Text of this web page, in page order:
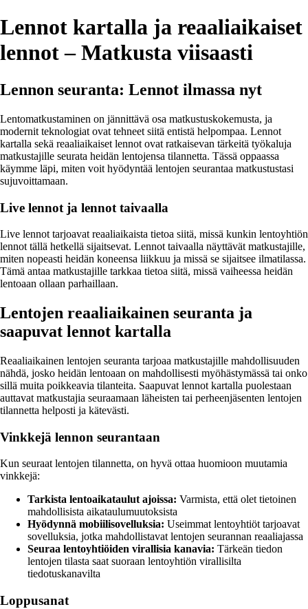
Lennot kartalla ja reaaliaikaiset
lennot – Matkusta viisaasti
Lennon seuranta: Lennot ilmassa nyt
Lentomatkustaminen on jännittävä osa matkustuskokemusta, ja
modernit teknologiat ovat tehneet siitä entistä helpompaa. Lennot
kartalla sekä reaaliaikaiset lennot ovat ratkaisevan tärkeitä työkaluja
matkustajille seurata heidän lentojensa tilannetta. Tässä oppaassa
käymme läpi, miten voit hyödyntää lentojen seurantaa matkustustasi
sujuvoittamaan.
Live lennot ja lennot taivaalla
Live lennot tarjoavat reaaliaikaista tietoa siitä, missä kunkin lentoyhtiön
lennot tällä hetkellä sijaitsevat. Lennot taivaalla näyttävät matkustajille,
miten nopeasti heidän koneensa liikkuu ja missä se sijaitsee ilmatilassa.
Tämä antaa matkustajille tarkkaa tietoa siitä, missä vaiheessa heidän
lentoaan ollaan parhaillaan.
Lentojen reaaliaikainen seuranta ja
saapuvat lennot kartalla
Reaaliaikainen lentojen seuranta tarjoaa matkustajille mahdollisuuden
nähdä, josko heidän lentoaan on mahdollisesti myöhästymässä tai onko
sillä muita poikkeavia tilanteita. Saapuvat lennot kartalla puolestaan
auttavat matkustajia seuraamaan läheisten tai perheenjäsenten lentojen
tilannetta helposti ja kätevästi.
Vinkkejä lennon seurantaan
Kun seuraat lentojen tilannetta, on hyvä ottaa huomioon muutamia
vinkkejä:
Tarkista lentoaikataulut ajoissa: Varmista, että olet tietoinen
mahdollisista aikataulumuutoksista
Hyödynnä mobiilisovelluksia: Useimmat lentoyhtiöt tarjoavat
sovelluksia, jotka mahdollistavat lentojen seurannan reaaliajassa
Seuraa lentoyhtiöiden virallisia kanavia: Tärkeän tiedon
lentojen tilasta saat suoraan lentoyhtiön virallisilta
tiedotuskanavilta
Loppusanat